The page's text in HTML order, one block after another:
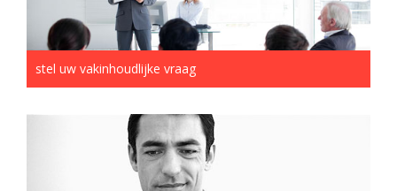
stel uw vakinhoudlijke vraag